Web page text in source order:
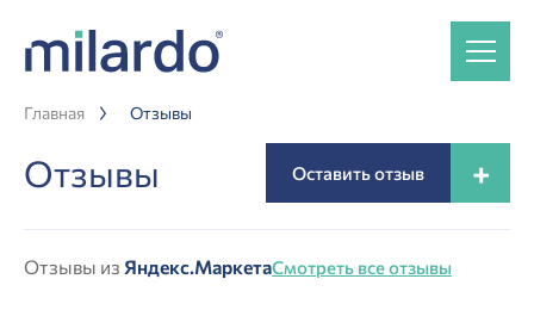
Главная Отзывы
Отзывы Оставить отзыв +
Отзывы из Яндекс.МаркетаСмотреть все отзывы